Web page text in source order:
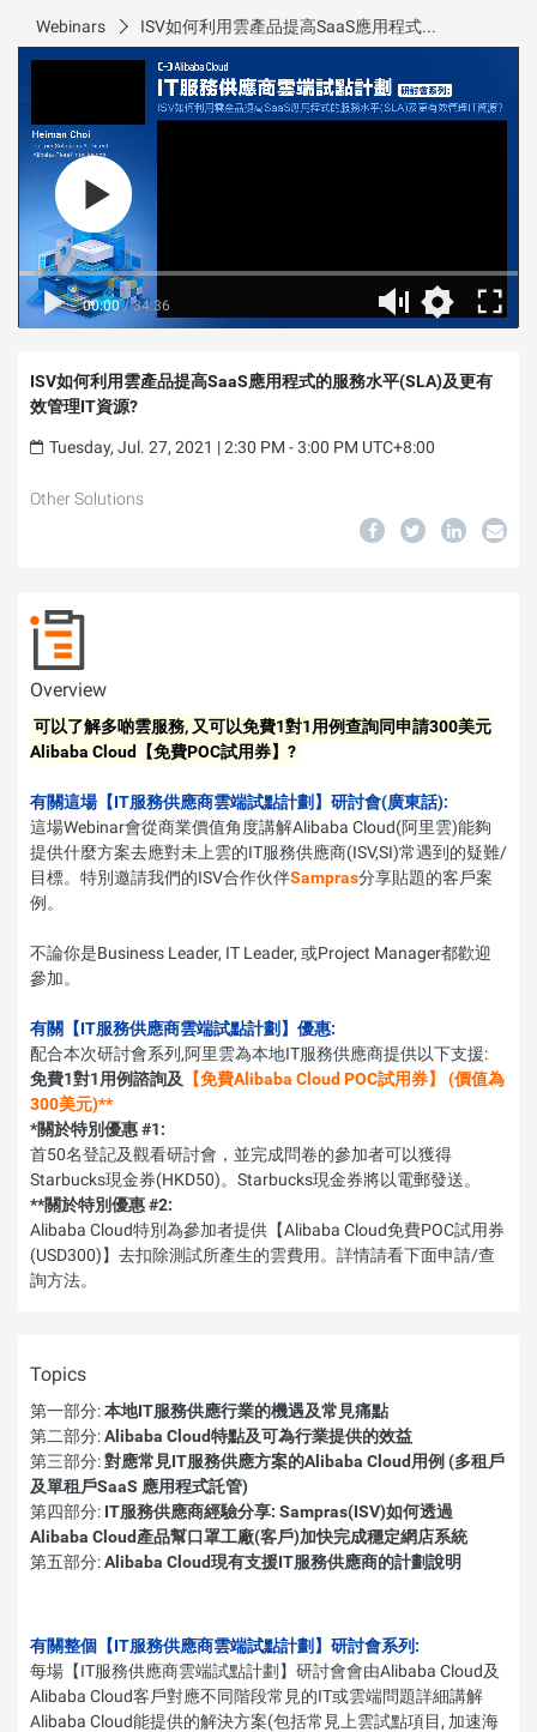
Webinars ISV如何利用雲產品提高SaaS應用程式的服務水平(SLA)及更有效管理IT資源?
00:00 / 34:36
ISV如何利用雲產品提高SaaS應用程式的服務水平(SLA)及更有
效管理IT資源?
Tuesday, Jul. 27, 2021 | 2:30 PM - 3:00 PM UTC+8:00
Other Solutions
Overview
可以了解多啲雲服務, 又可以免費1對1用例查詢同申請300美元
Alibaba Cloud【免費POC試用券】?
有關這場【IT服務供應商雲端試點計劃】研討會(廣東話):
這場Webinar會從商業價值角度講解Alibaba Cloud(阿里雲)能夠
提供什麼方案去應對未上雲的IT服務供應商(ISV,SI)常遇到的疑難/
目標。特別邀請我們的ISV合作伙伴Sampras分享貼題的客戶案
例。
不論你是Business Leader, IT Leader, 或Project Manager都歡迎
參加。
有關【IT服務供應商雲端試點計劃】優惠:
配合本次研討會系列,阿里雲為本地IT服務供應商提供以下支援:
免費1對1用例諮詢及
【免費Alibaba Cloud POC試用券】 (價值為
300美元)**
*關於特別優惠 #1:
首50名登記及觀看研討會，並完成問卷的參加者可以獲得
Starbucks現金券(HKD50)。Starbucks現金券將以電郵發送。
**關於特別優惠 #2:
Alibaba Cloud特別為參加者提供【Alibaba Cloud免費POC試用券
(USD300)】去扣除測試所產生的雲費用。詳情請看下面申請/查
詢方法。
Topics
第一部分:本地IT服務供應行業的機遇及常見痛點
第二部分:Alibaba Cloud特點及可為行業提供的效益
第三部分:對應常見IT服務供應方案的Alibaba Cloud用例 (多租戶
及單租戶SaaS 應用程式託管)
第四部分: IT服務供應商經驗分享: Sampras(ISV)如何透過
Alibaba Cloud產品幫口罩工廠(客戶)加快完成穩定網店系統
第五部分:Alibaba Cloud現有支援IT服務供應商的計劃說明
有關整個【IT服務供應商雲端試點計劃】研討會系列:
每場【IT服務供應商雲端試點計劃】研討會會由Alibaba Cloud及
Alibaba Cloud客戶對應不同階段常見的IT或雲端問題詳細講解
Alibaba Cloud能提供的解決方案(包括常見上雲試點項目, 加速海